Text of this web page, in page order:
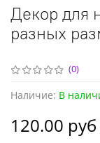
(0)
Наличие: В
Декор для
разных
120.00 руб